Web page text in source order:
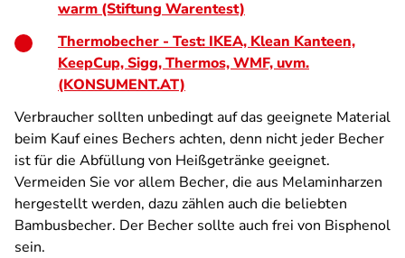
warm (Stiftung Warentest)
Thermobecher - Test: IKEA, Klean Kanteen,
KeepCup, Sigg, Thermos, WMF, uvm.
(KONSUMENT.AT)
Verbraucher sollten unbedingt auf das geeignete Material
beim Kauf eines Bechers achten, denn nicht jeder Becher
ist für die Abfüllung von Heißgetränke geeignet.
Vermeiden Sie vor allem Becher, die aus Melaminharzen
hergestellt werden, dazu zählen auch die beliebten
Bambusbecher. Der Becher sollte auch frei von Bisphenol
sein.